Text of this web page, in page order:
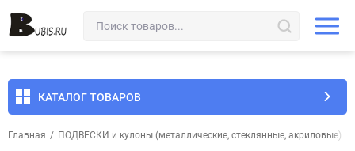
КАТАЛОГ ТОВАРОВ
Главная / ПОДВЕСКИ и кулоны (металлические, стеклянные, акриловые)